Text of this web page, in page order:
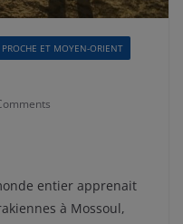
PROCHE ET MOYEN-ORIENT
entier apprenait
à Mossoul,